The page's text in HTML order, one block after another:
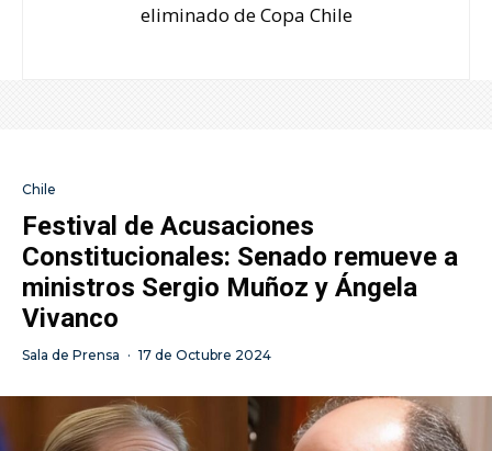
eliminado de Copa Chile
Chile
Festival de Acusaciones
Constitucionales: Senado remueve a
ministros Sergio Muñoz y Ángela
Vivanco
Sala de Prensa · 17 de Octubre 2024